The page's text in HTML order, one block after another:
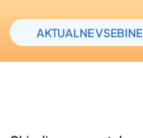
AKTUALNE VSEBINE